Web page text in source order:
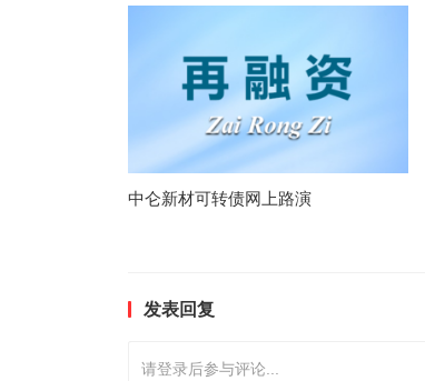
中仑新材可转债网上路演
发表回复
请登录后参与评论...